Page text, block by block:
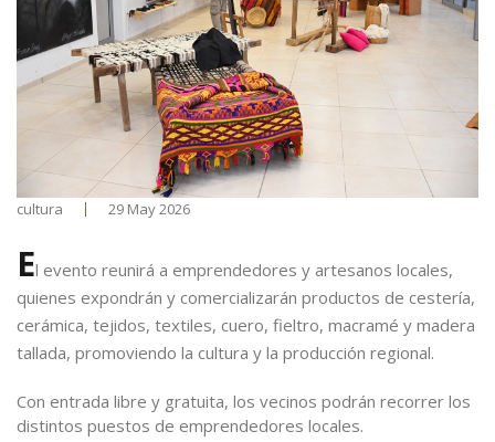
cultura 29 May 2026
El evento reunirá a emprendedores y artesanos locales,
quienes expondrán y comercializarán productos de cestería,
cerámica, tejidos, textiles, cuero, fieltro, macramé y madera
tallada, promoviendo la cultura y la producción regional.
Con entrada libre y gratuita, los vecinos podrán recorrer los
distintos puestos de emprendedores locales.